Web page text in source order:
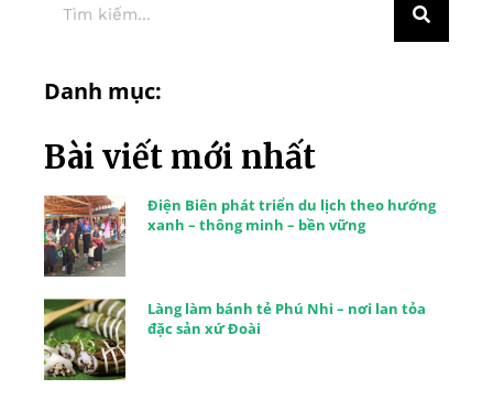
Danh mục:
Bài viết mới nhất
Điện Biên phát triển du lịch theo hướng
xanh – thông minh – bền vững
Làng làm bánh tẻ Phú Nhi – nơi lan tỏa
đặc sản xứ Đoài